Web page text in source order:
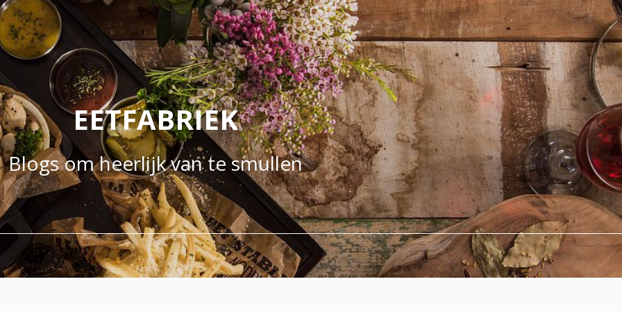
EETFABRIEK
Blogs om heerlijk van te smullen